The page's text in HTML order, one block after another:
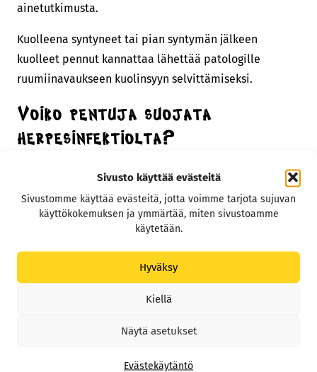
Sivusto käyttää evästeitä
Sivustomme käyttää evästeitä, jotta voimme tarjota sujuvan
käyttökokemuksen ja ymmärtää, miten sivustoamme
käytetään.
Hyväksy
Kiellä
Näytä asetukset
Evästekäytäntö
ainetutkimusta.
Kuolleena syntyneet tai pian syntymän jälkeen
kuolleet pennut kannattaa lähettää patologille
ruumiinavaukseen kuolinsyyn selvittämiseksi.
Voiko pentuja suojata
herpesinfektiolta?
Tärkein keino suojata pennut on huolehtia tiineen
nartun terveydestä ja vähentää stressiä. Suomessa ja
monissa muissa maissa on saatavilla herpesrokote
tiineille nartuille, joka vähentää merkittävästi
pentukuolleisuuden riskiä. Lisäksi hyvä hygienia ja
pentujen pitäminen lämpiminä ovat tärkeitä
ohjelma
Tiine narttu voidaan rokottaa herpesvirusta vastaan.